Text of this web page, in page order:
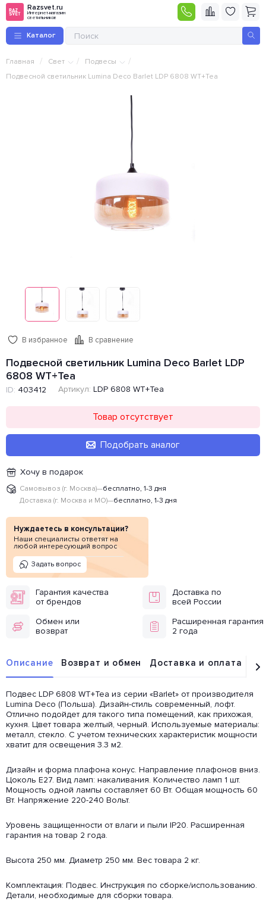
Razsvet.ru
Интернет-магазин
светильников
Каталог
Главная / Свет / Подвесы /
Подвесной светильник Lumina Deco Barlet LDP 6808 WT+Tea
В избранное В сравнение
Подвесной светильник Lumina Deco Barlet LDP
6808 WT+Tea
ID: 403412 Артикул: LDP 6808 WT+Tea
Товар отсутствует
Подобрать аналог
Хочу в подарок
Самовывоз (г. Москва)—бесплатно, 1-3 дня
Доставка (г. Москва и МО)—бесплатно, 1-3 дня
Нуждаетесь в консультации?
Наши специалисты ответят на
любой интересующий вопрос
Задать вопрос
Гарантия качества
от брендов
Доставка по
всей России
Обмен или
возврат
Расширенная гарантия
2 года
Описание Возврат и обмен Доставка и оплата
Подвес LDP 6808 WT+Tea из серии «Barlet» от производителя
Lumina Deco (Польша). Дизайн-стиль современный, лофт.
Отлично подойдет для такого типа помещений, как прихожая,
кухня. Цвет товара желтый, черный. Используемые материалы:
металл, стекло. С учетом технических характеристик мощности
хватит для освещения 3.3 м2.
Дизайн и форма плафона конус. Направление плафонов вниз.
Цоколь E27. Вид ламп: накаливания. Количество ламп 1 шт.
Мощность одной лампы составляет 60 Вт. Общая мощность 60
Вт. Напряжение 220-240 Вольт.
Уровень защищенности от влаги и пыли IP20. Расширенная
гарантия на товар 2 года.
Высота 250 мм. Диаметр 250 мм. Вес товара 2 кг.
Комплектация: Подвес. Инструкция по сборке/использованию.
Детали, необходимые для сборки товара.